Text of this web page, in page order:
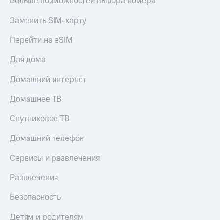
Музыка
КИОН
МТС
Все
приложения
Финансы
Инвестиции
Получайте
онлайн
Страхование
Скидка 30%
на связь
С картой
Деньги
МТС
деньги
доход 15%
Акции
Условия
30%
на связь
Заменить SIM-карту
Перейти на eSIM
Для дома
Домашний интернет
Домашнее ТВ
Спутниковое ТВ
Домашний телефон
Сервисы и развлечения
Развлечения
Безопасность
Детям и родителям